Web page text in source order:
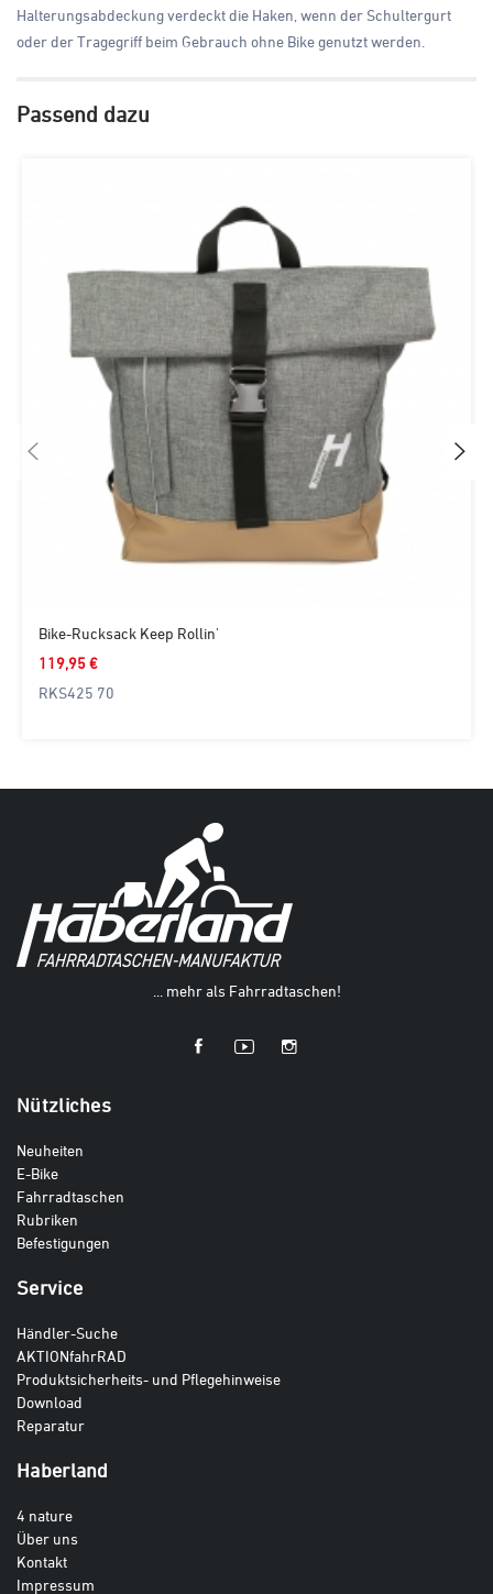
Halterungsabdeckung verdeckt die Haken, wenn der Schultergurt
oder der Tragegriff beim Gebrauch ohne Bike genutzt werden.
Passend dazu
Bike-Rucksack Keep Rollin'
119,95 €
RKS425 70
... mehr als Fahrradtaschen!
Nützliches
Neuheiten
E-Bike
Fahrradtaschen
Rubriken
Befestigungen
Service
Händler-Suche
AKTIONfahrRAD
Produktsicherheits- und Pflegehinweise
Download
Reparatur
Haberland
4 nature
Über uns
Kontakt
Impressum